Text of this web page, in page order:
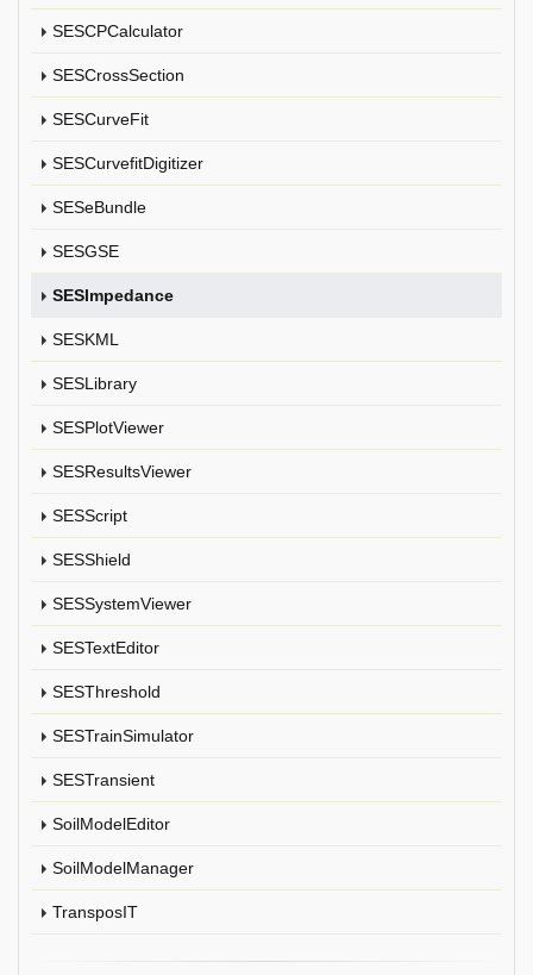
SESCPCalculator
SESCrossSection
SESCurveFit
SESCurvefitDigitizer
SESeBundle
SESGSE
SESImpedance
SESKML
SESLibrary
SESPlotViewer
SESResultsViewer
SESScript
SESShield
SESSystemViewer
SESTextEditor
SESThreshold
SESTrainSimulator
SESTransient
SoilModelEditor
SoilModelManager
TransposIT